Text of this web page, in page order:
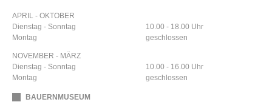
APRIL - OKTOBER
Dienstag - Sonntag
Montag
10.00 - 18.00 Uhr
geschlossen
NOVEMBER - MÄRZ
Dienstag - Sonntag
Montag
10.00 - 16.00 Uhr
geschlossen
BAUERNMUSEUM